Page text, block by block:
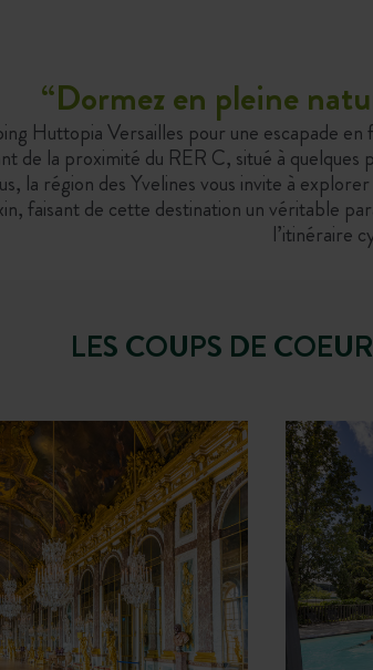
“Dormez en pleine
Huttopia Versailles pour une escapade
de la proximité du RER C, situé à
la région des Yvelines vous invite à
faisant de cette destination un véritable
l’itinéraire
LES COUPS DE